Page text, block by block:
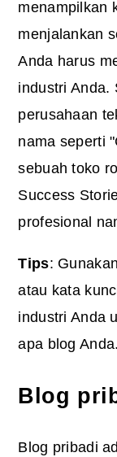
menampilkan
menjalankan
Anda harus
industri Anda.
perusahaan
nama seperti
sebuah toko
Success
profesional
Tips:
atau kata
industri Anda
apa blog Anda.
Blog
Blog pribadi